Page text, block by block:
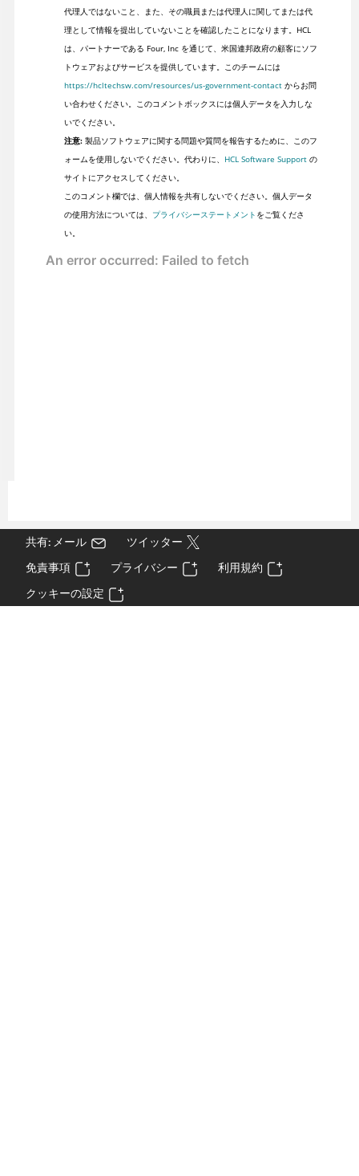
代理人ではないこと、また、その職員または代理人に関してまたは代
理として情報を提出していないことを確認したことになります。HCL
は、パートナーである Four, Inc を通じて、米国連邦政府の顧客にソフ
トウェアおよびサービスを提供しています。このチームには
https://hcltechsw.com/resources/us-government-contactからお問
い合わせください。このコメントボックスには個人データを入力しな
いでください。
注意:製品ソフトウェアに関する問題や質問を報告するために、このフ
ォームを使用しないでください。代わりに、 HCL Software Supportの
サイトにアクセスしてください。
このコメント欄では、個人情報を共有しないでください。個人データ
の使用方法については、 プライバシーステートメント をご覧くださ
い。
共有: メール
ツイッター
免責事項
プライバシー
利用規約
クッキーの設定